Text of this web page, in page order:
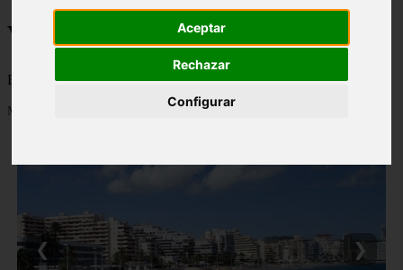
Aceptar
Rechazar
Configurar
Viajes a la Patagonia
Blog sobre la Patagonia en particular y sobre turismo en general
Mostrando 1 - 24 de 478 artículos
❮ ❯